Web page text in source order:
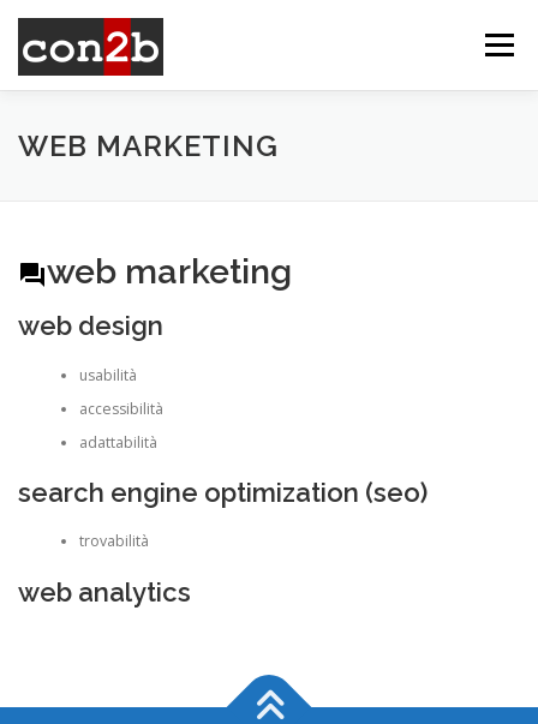
contenuto
Menu
SERVIZI PRODOTTI
WEB MARKETING
web marketing
web design
usabilità
accessibilità
adattabilità
search engine optimization (seo)
trovabilità
web analytics